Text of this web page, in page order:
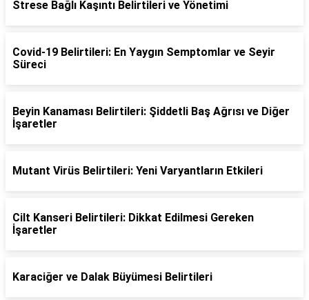
Strese Bağlı Kaşıntı Belirtileri ve Yönetimi
Covid-19 Belirtileri: En Yaygın Semptomlar ve Seyir
Süreci
Beyin Kanaması Belirtileri: Şiddetli Baş Ağrısı ve Diğer
İşaretler
Mutant Virüs Belirtileri: Yeni Varyantların Etkileri
Cilt Kanseri Belirtileri: Dikkat Edilmesi Gereken
İşaretler
Karaciğer ve Dalak Büyümesi Belirtileri